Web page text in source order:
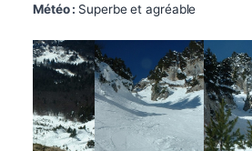
Météo : Superbe et agréable